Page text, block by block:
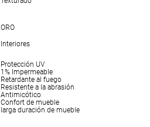
ORO
Interiores
Protección UV
1% Impermeable
Retardante al fuego
Resistente a la abrasión
Antimicótico
Confort de mueble
larga duración de mueble